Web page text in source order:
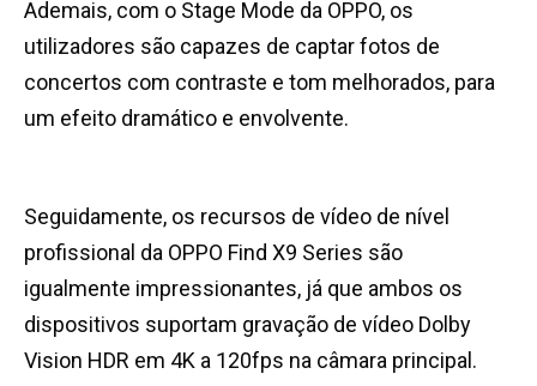
Ademais, com o Stage Mode da OPPO, os
utilizadores são capazes de captar fotos de
concertos com contraste e tom melhorados, para
um efeito dramático e envolvente.
Seguidamente, os recursos de vídeo de nível
profissional da OPPO Find X9 Series são
igualmente impressionantes, já que ambos os
dispositivos suportam gravação de vídeo Dolby
Vision HDR em 4K a 120fps na câmara principal.